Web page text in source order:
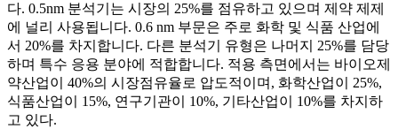
다. 0.5nm 분석기는 시장의 25%를 점유하고 있으며 제약 제제
에 널리 사용됩니다. 0.6 nm 부문은 주로 화학 및 식품 산업에
서 20%를 차지합니다. 다른 분석기 유형은 나머지 25%를 담당
하며 특수 응용 분야에 적합합니다. 적용 측면에서는 바이오제
약산업이 40%의 시장점유율로 압도적이며, 화학산업이 25%,
식품산업이 15%, 연구기관이 10%, 기타산업이 10%를 차지하
고 있다.